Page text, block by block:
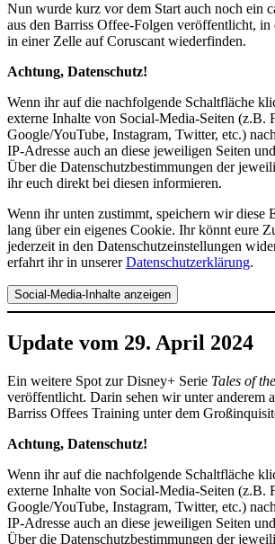
Nun wurde kurz vor dem Start auch noch ein
aus den Barriss Offee-Folgen veröffentlicht,
in einer Zelle auf Coruscant wiederfinden.
Achtung, Datenschutz!
Wenn ihr auf die nachfolgende Schaltfläche
externe Inhalte von Social-Media-Seiten (z.B.
Google/YouTube, Instagram, Twitter, etc.)
IP-Adresse auch an diese jeweiligen Seiten
Über die Datenschutzbestimmungen der
ihr euch direkt bei diesen informieren.
Wenn ihr unten zustimmt, speichern wir diese
lang über ein eigenes Cookie. Ihr könnt eure
jederzeit in den Datenschutzeinstellungen
erfahrt ihr in unsererDatenschutzerklärung.
Social-Media-Inhalte anzeigen
Update vom 29. April 2024
Ein weitere Spot zur Disney+ Serie Tales of
veröffentlicht. Darin sehen wir unter anderem
Barriss Offees Training unter dem
Achtung, Datenschutz!
Wenn ihr auf die nachfolgende Schaltfläche
externe Inhalte von Social-Media-Seiten (z.B.
Google/YouTube, Instagram, Twitter, etc.)
IP-Adresse auch an diese jeweiligen Seiten
Über die Datenschutzbestimmungen der